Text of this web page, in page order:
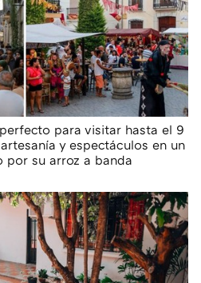
para visitar hasta el 9
y espectáculos en un
por su arroz a banda